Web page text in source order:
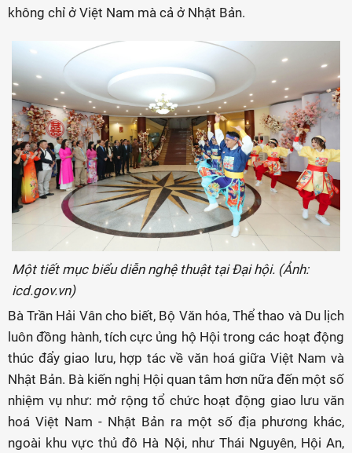
không chỉ ở Việt Nam mà cả ở Nhật Bản.
Một tiết mục biểu diễn nghệ thuật tại Đại hội. (Ảnh:
icd.gov.vn)
Bà Trần Hải Vân cho biết, Bộ Văn hóa, Thể thao và Du lịch
luôn đồng hành, tích cực ủng hộ Hội trong các hoạt động
thúc đẩy giao lưu, hợp tác về văn hoá giữa Việt Nam và
Nhật Bản. Bà kiến nghị Hội quan tâm hơn nữa đến một số
nhiệm vụ như: mở rộng tổ chức hoạt động giao lưu văn
hoá Việt Nam - Nhật Bản ra một số địa phương khác,
ngoài khu vực thủ đô Hà Nội, như Thái Nguyên, Hội An,